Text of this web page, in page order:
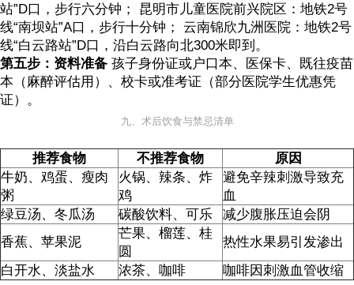
站”D口，步行六分钟； 昆明市儿童医院前兴院区：地铁2号
线“南坝站”A口，步行十分钟； 云南锦欣九洲医院：地铁2号
线“白云路站”D口，沿白云路向北300米即到。
第五步：资料准备 孩子身份证或户口本、医保卡、既往疫苗
本（麻醉评估用）、校卡或准考证（部分医院学生优惠凭
证）。
九、术后饮食与禁忌清单
推荐食物 不推荐食物
原因
牛奶、鸡蛋、瘦肉
粥
火锅、辣条、炸
鸡
避免辛辣刺激导致充
血
绿豆汤、冬瓜汤
碳酸饮料、可乐
减少腹胀压迫会阴
香蕉、苹果泥
芒果、榴莲、桂
圆
热性水果易引发渗出
白开水、淡盐水
浓茶、咖啡 咖啡因刺激血管收缩